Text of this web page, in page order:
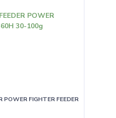
POWER FIGHTER FEEDER